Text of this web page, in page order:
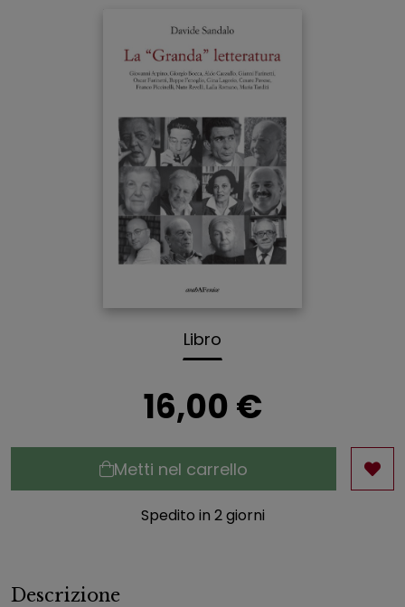
Libro
16,00 €
Metti nel carrello
Spedito in 2 giorni
Descrizione